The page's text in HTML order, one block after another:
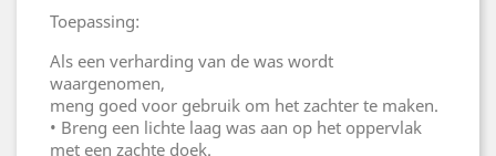
Toepassing:
Als een verharding van de was wordt
waargenomen,
meng goed voor gebruik om het zachter te maken.
• Breng een lichte laag was aan op het oppervlak
met een zachte doek.